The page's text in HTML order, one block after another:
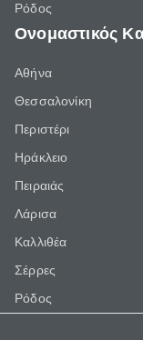
Ρόδος
Ονομαστικός
Αθήνα
Θεσσαλονίκη
Περιστέρι
Ηράκλειο
Πειραιάς
Λάρισα
Καλλιθέα
Σέρρες
Ρόδος